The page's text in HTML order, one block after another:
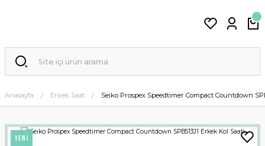
Anasayfa Erkek Saat Seiko Prospex Speedtimer Compact Countdown
YENİ